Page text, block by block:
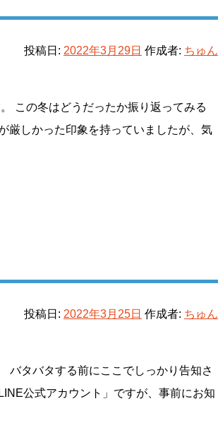
投稿日: 2022年3月29日 作成者: ちゅん
この冬はどうだったか振り返ってみる
厳しかった印象を持っていましたが、気
投稿日: 2022年3月25日 作成者: ちゅん
バタバタする前にここでしっかり告知さ
公式アカウント」ですが、事前にお知